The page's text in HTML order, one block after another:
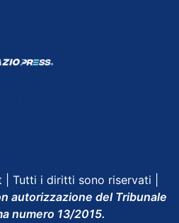
Tutti i diritti sono riservati |
autorizzazione del Tribunale
numero 13/2015.